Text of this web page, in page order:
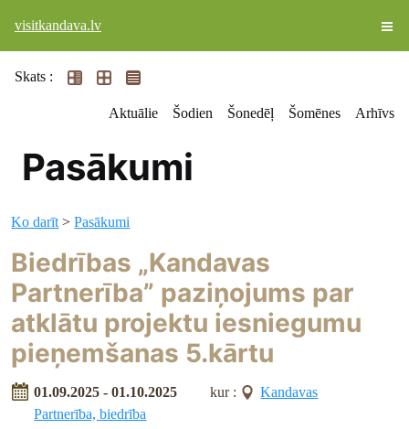
visitkandava.lv
Skats :
Aktuālie Šodien Šonedēļ Šomēnes Arhīvs
Pasākumi
Ko darīt >Pasākumi
Biedrības „Kandavas
Partnerība” paziņojums par
atklātu projektu iesniegumu
pieņemšanas 5.kārtu
01.09.2025 - 01.10.2025 kur :
Kandavas
Partnerība, biedrība